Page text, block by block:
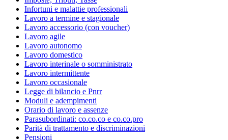
Infortuni e malattie professionali
Lavoro a termine e stagionale
Lavoro accessorio (con voucher)
Lavoro agile
Lavoro autonomo
Lavoro domestico
Lavoro interinale o somministrato
Lavoro intermittente
Lavoro occasionale
Legge di bilancio e Pnrr
Moduli e adempimenti
Orario di lavoro e assenze
Parasubordinati: co.co.co e co.co.pro
Parità di trattamento e discriminazioni
Pensioni